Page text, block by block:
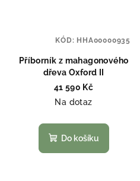
Příborník z mahagonového
dřeva Oxford II
41 590 Kč
Na dotaz
Do košíku
KÓD: HHA00000935